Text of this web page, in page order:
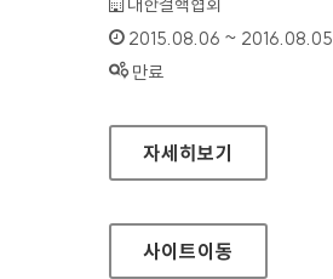
인증기간 :
2015.08.06 ~ 2016.08.05
상태 :
만료
대한결핵협회 홈페이지
자세히보기
사이트이동